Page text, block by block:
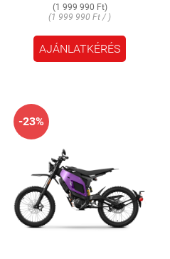
(1 999 990 Ft)
(1 999 990 Ft / )
AJÁNLATKÉRÉS
-23%